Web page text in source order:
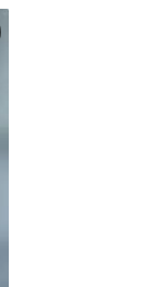
解散」WBC日本